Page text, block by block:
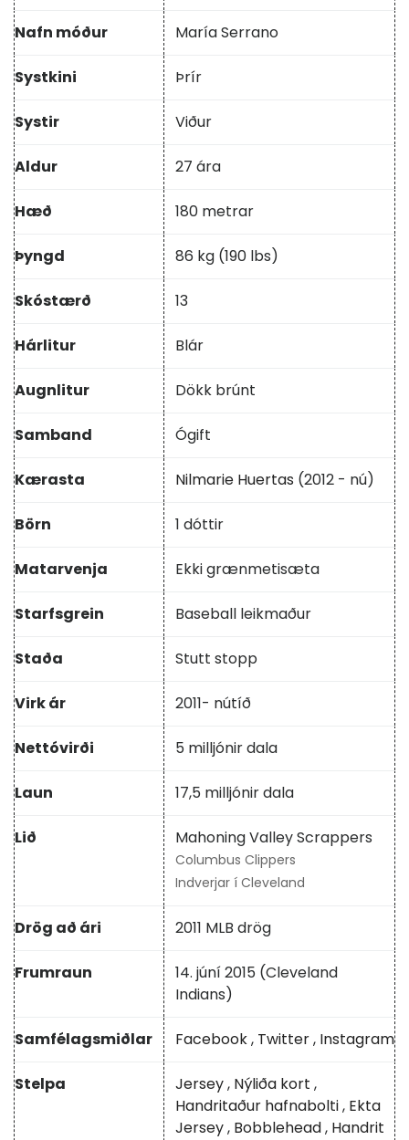
Nafn móður María Serrano
Systkini Þrír
Systir Viður
Aldur 27 ára
Hæð 180 metrar
Þyngd 86 kg (190 lbs)
Skóstærð 13
Hárlitur Blár
Augnlitur Dökk brúnt
Samband Ógift
Kærasta Nilmarie Huertas (2012 - nú)
Börn 1 dóttir
Matarvenja Ekki grænmetisæta
Starfsgrein Baseball leikmaður
Staða Stutt stopp
Virk ár 2011- nútíð
Nettóvirði 5 milljónir dala
Laun 17,5 milljónir dala
Lið Mahoning Valley Scrappers
Columbus Clippers
Indverjar í Cleveland
Drög að ári 2011 MLB drög
Frumraun
14. júní 2015 (Cleveland
Indians)
Samfélagsmiðlar Facebook, Twitter, Instagram
Stelpa Jersey, Nýliða kort ,
Handritaður hafnabolti, Ekta
Jersey, Bobblehead, Handrit